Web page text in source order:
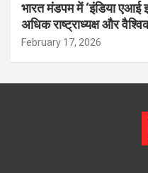
भारत मंडपम में ‘इंडिया
अधिक राष्ट्राध्यक्ष और
February 17, 2026